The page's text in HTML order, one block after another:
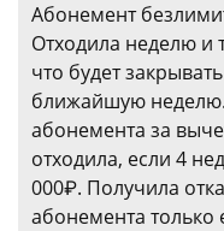
Абонемент
Отходила неделю и
что будет
ближайшую
абонемента за
отходила, если 4
000₽. Получила
абонемента только